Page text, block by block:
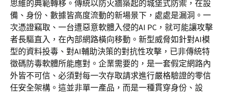
思維的典範轉移。傳統以防火牆築起的城堡式防禦，在設
備、身份、數據皆高度流動的新場景下，處處是漏洞。一
次憑證竊取、一台遭惡意軟體入侵的AI PC，就可能讓攻擊
者長驅直入，在內部網路橫向移動。新型威脅如針對AI模
型的資料投毒、對AI輔助決策的對抗性攻擊，已非傳統特
徵碼防毒軟體所能應對。企業需要的，是一套假定網路內
外皆不可信、必須對每一次存取請求進行嚴格驗證的零信
任安全架構。這並非單一產品，而是一種貫穿身份、設